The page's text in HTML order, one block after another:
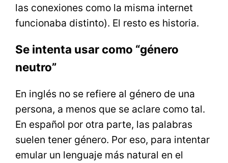
las conexiones como la misma internet
funcionaba distinto). El resto es historia.
Se intenta usar como “género
neutro”
En inglés no se refiere al género de una
persona, a menos que se aclare como tal.
En español por otra parte, las palabras
suelen tener género. Por eso, para intentar
emular un lenguaje más natural en el